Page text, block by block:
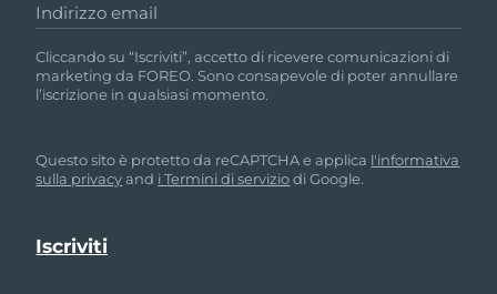
Indirizzo email
Cliccando su “Iscriviti”, accetto di ricevere comunicazioni di
marketing da FOREO. Sono consapevole di poter annullare
l’iscrizione in qualsiasi momento.
Questo sito è protetto da reCAPTCHA e applica l'informativa
sulla privacyand i Termini di serviziodi Google.